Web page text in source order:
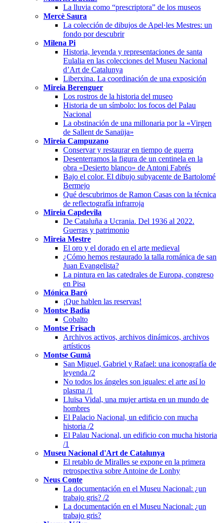
La lluvia como “prescriptora” de los museos
Mercè Saura
La colección de dibujos de Apel·les Mestres: un
fondo por descubrir
Milena Pi
Historia, leyenda y representaciones de santa
Eulalia en las colecciones del Museu Nacional
d’Art de Catalunya
Liberxina. La coordinación de una exposición
Mireia Berenguer
Los rostros de la historia del museo
Historia de un símbolo: los focos del Palau
Nacional
La obstinación de una millonaria por la «Virgen
de Sallent de Sanaüja»
Mireia Campuzano
Conservar y restaurar en tiempo de guerra
Desenterramos la figura de un centinela en la
obra «Desierto blanco» de Antoni Fabrés
Bajo el color. El dibujo subyacente de Bartolomé
Bermejo
Qué descubrimos de Ramon Casas con la técnica
de reflectografía infrarroja
Mireia Capdevila
De Cataluña a Ucrania. Del 1936 al 2022.
Guerras y patrimonio
Mireia Mestre
El oro y el dorado en el arte medieval
¿Cómo hemos restaurado la talla románica de san
Juan Evangelista?
La pintura en las catedrales de Europa, congreso
en Pisa
Mónica Baró
¡Que hablen las reservas!
Montse Badia
Cobalto
Montse Frisach
Archivos activos, archivos dinámicos, archivos
artísticos
Montse Gumà
San Miguel, Gabriel y Rafael: una iconografía de
leyenda /2
No todos los ángeles son iguales: el arte así lo
plasma /1
Lluïsa Vidal, una mujer artista en un mundo de
hombres
El Palacio Nacional, un edificio con mucha
historia /2
El Palau Nacional, un edificio con mucha historia
/1
Museu Nacional d'Art de Catalunya
El retablo de Miralles se expone en la primera
retrospectiva sobre Antoine de Lonhy
Neus Conte
La documentación en el Museu Nacional: ¿un
trabajo gris? /2
La documentación en el Museu Nacional: ¿un
trabajo gris?